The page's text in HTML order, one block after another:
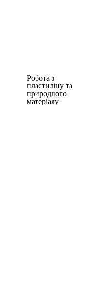
Робота з
пластиліну та
природного
матеріалу